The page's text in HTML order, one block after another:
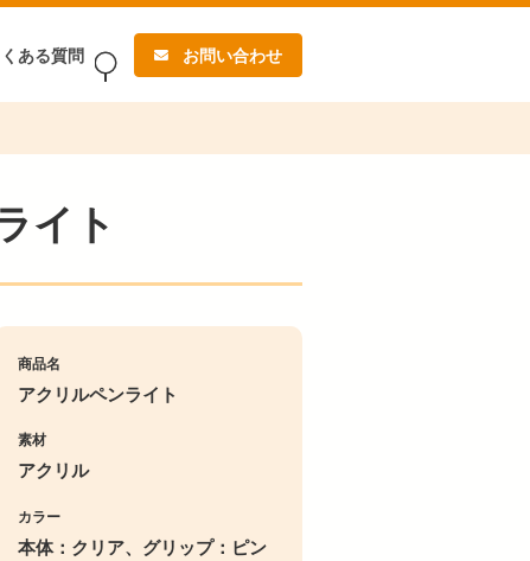
ある質問 お問い合わせ
イト
商品名
アクリルペンライト
素材
アクリル
カラー
本体：クリア、グリップ：ピン